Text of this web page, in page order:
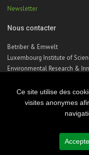
Ce site utilise des
visites anonymes
Newsletter
Nous contacter
Betriber & Emwelt
Luxembourg Institute of
Environmental Research &
Téléphone : +352 275 888 – 1
Email :betriber-
© Copyright 2026